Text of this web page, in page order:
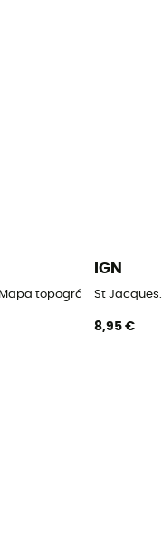
topográfico
IGN
St
8,95 €